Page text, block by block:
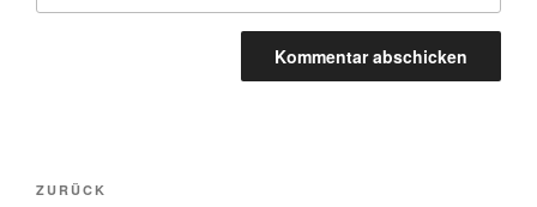
Beitragsnavigation
Vorheriger
ZURÜCK